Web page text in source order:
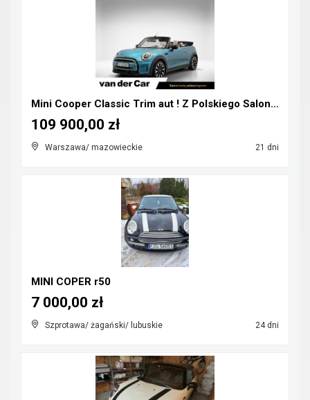
Mini Cooper Classic Trim aut ! Z Polskiego Salonu ...
Warszawa/ mazowieckie 21 dni
109 900,00 zł
MINI COPER r50
Szprotawa/ żagański/ lubuskie 24 dni
7 000,00 zł